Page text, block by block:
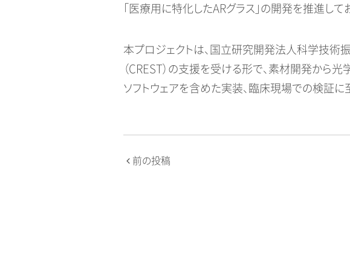
「医療用に特化したARグラス」の開発を推進して
本プロジェクトは、国立研究開発法人科学技術
（CREST）の支援を受ける形で、素材開発から
ソフトウェアを含めた実装、臨床現場での検証
投前の投稿